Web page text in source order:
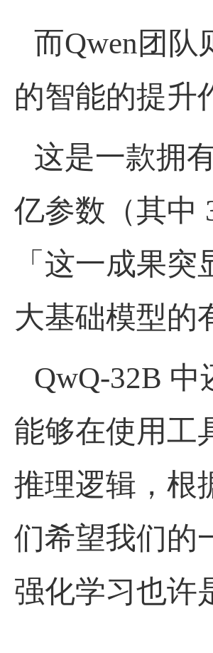
而Qwen团队
的智能的提升
这是一款拥
亿参数（其中
「这一成果
大基础模型的
QwQ-32B 中
能够在使用工
推理逻辑，根
们希望我们的
强化学习也许